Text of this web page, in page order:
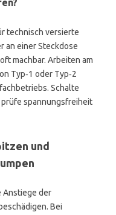
technisch versierte
an einer Steckdose
machbar. Arbeiten am
Typ‑1 oder Typ‑2
Schalte
prüfe spannungsfreiheit
und
Anstiege der
Bei